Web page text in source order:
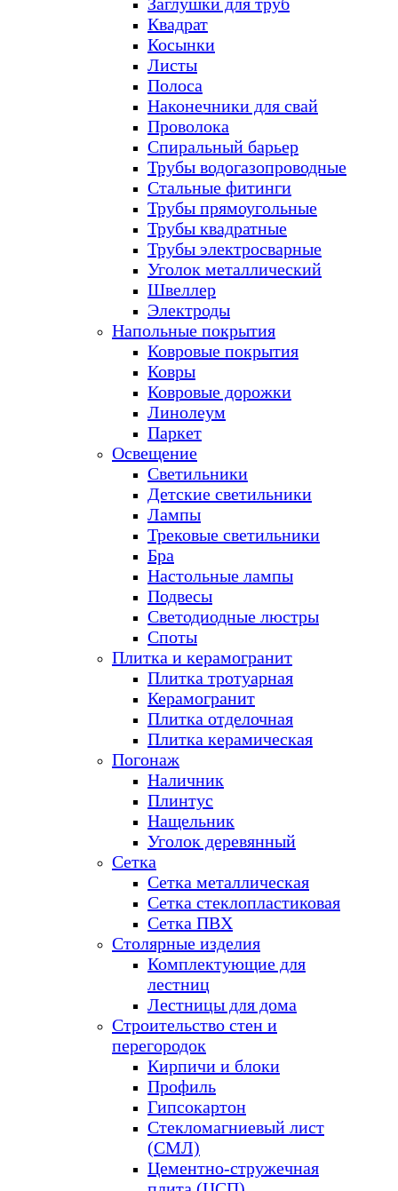
Квадрат
Косынки
Листы
Полоса
Наконечники для свай
Проволока
Спиральный барьер
Трубы водогазопроводные
Стальные фитинги
Трубы прямоугольные
Трубы квадратные
Трубы электросварные
Уголок металлический
Швеллер
Электроды
Напольные покрытия
Ковровые покрытия
Ковры
Ковровые дорожки
Линолеум
Паркет
Освещение
Светильники
Детские светильники
Лампы
Трековые светильники
Бра
Настольные лампы
Подвесы
Светодиодные люстры
Споты
Плитка и керамогранит
Плитка тротуарная
Керамогранит
Плитка отделочная
Плитка керамическая
Погонаж
Наличник
Плинтус
Нащельник
Уголок деревянный
Сетка
Сетка металлическая
Сетка стеклопластиковая
Сетка ПВХ
Столярные изделия
Комплектующие для
лестниц
Лестницы для дома
Строительство стен и
перегородок
Кирпичи и блоки
Профиль
Гипсокартон
Стекломагниевый лист
(СМЛ)
Цементно-стружечная